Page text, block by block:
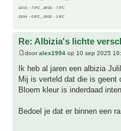
12/13, - 7.9°C__18/19, - 7.5°C
13/14, - 0.8°C__19/20, - 2.8°C
Re: Albizia's lichte
dooralex1994 op 10 sep 2025
Ik heb al jaren een albizia
Mij is verteld dat die is geent
Bloem kleur is inderdaad
Bedoel je dat er binnen een